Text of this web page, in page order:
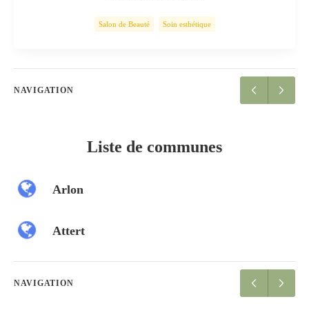
Salon de Beauté Soin esthétique
NAVIGATION
Liste de communes
Arlon
Attert
NAVIGATION